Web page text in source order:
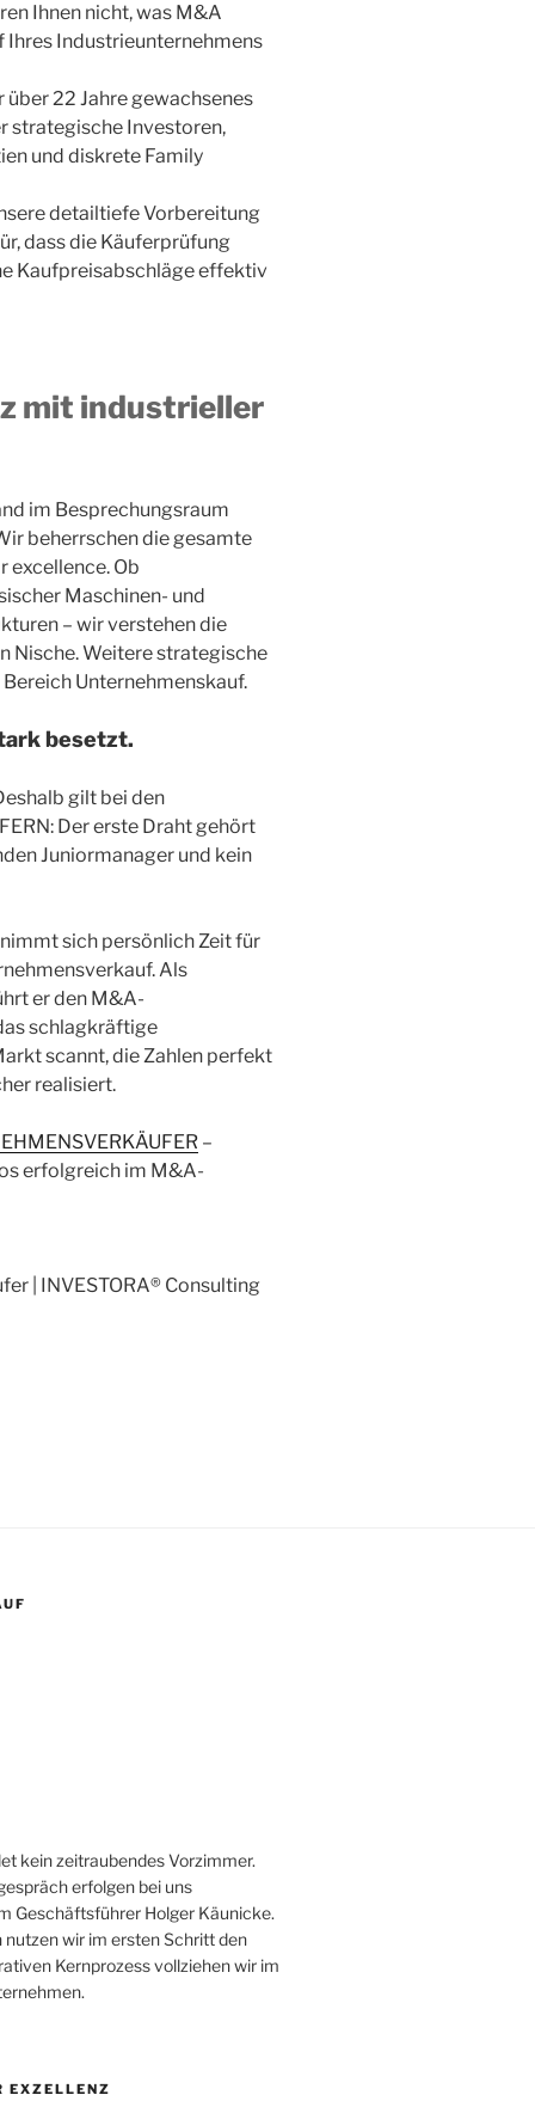
Ihnen nicht, was M&A
Ihres Industrieunternehmens
über 22 Jahre gewachsenes
strategische Investoren,
und diskrete Family
detailtiefe Vorbereitung
dass die Käuferprüfung
Kaufpreisabschläge effektiv
mit industrieller
im Besprechungsraum
beherrschen die gesamte
excellence. Ob
Maschinen- und
– wir verstehen die
Nische. Weitere strategische
Unternehmenskauf.
besetzt.
gilt bei den
Der erste Draht gehört
Juniormanager und kein
sich persönlich Zeit für
Als
er den M&A-
schlagkräftige
scannt, die Zahlen perfekt
realisiert.
–
erfolgreich im M&A-
| INVESTORA® Consulting
kein zeitraubendes Vorzimmer.
erfolgen bei uns
Geschäftsführer Holger Käunicke.
wir im ersten Schritt den
Kernprozess vollziehen wir im
EXZELLENZ